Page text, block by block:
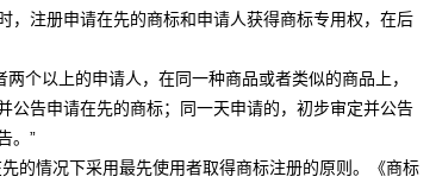
，注册申请在先的商标和申请人获得商标专用权，在后
个以上的申请人，在同一种商品或者类似的商品上，
公告申请在先的商标；同一天申请的，初步审定并公告
。”
的情况下采用最先使用者取得商标注册的原则。《商标